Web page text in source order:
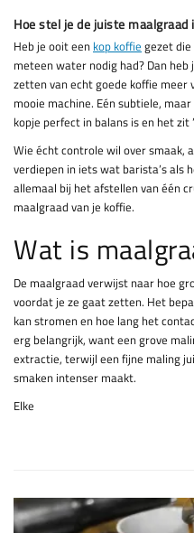
Hoe stel je de juiste
Heb je ooit een kop koffie gezet
meteen water nodig had? Dan
zetten van echt goede koffie meer
mooie machine. Eén subtiele,
kopje perfect in balans is en het
Wie écht controle wil over smaak,
verdiepen in iets wat barista’s als
allemaal bij het afstellen van één
maalgraad van je koffie.
Wat is
De maalgraad verwijst naar hoe
voordat je ze gaat zetten. Het
kan stromen en hoe lang het
erg belangrijk, want een grove
extractie, terwijl een fijne maling
smaken intenser maakt.
Elke